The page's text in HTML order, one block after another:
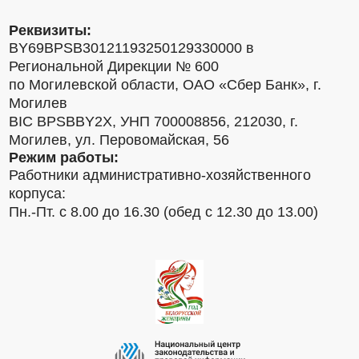
Реквизиты:
BY69BPSB30121193250129330000 в
Региональной Дирекции № 600
по Могилевской области, ОАО «Сбер Банк», г.
Могилев
BIC BPSBBY2X, УНП 700008856, 212030, г.
Могилев, ул. Перовомайская, 56
Режим работы:
Работники административно-хозяйственного
корпуса:
Пн.-Пт. с 8.00 до 16.30 (обед с 12.30 до 13.00)